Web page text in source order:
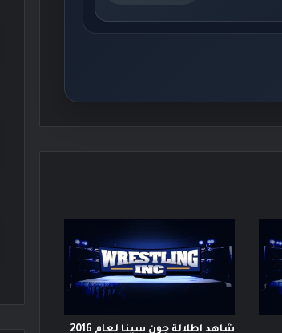
شاهد اطلالة جون سينا لعام 2016